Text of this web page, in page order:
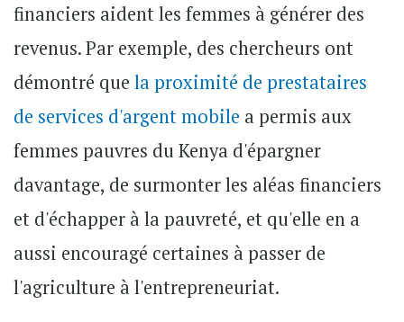
financiers aident les femmes à générer des
revenus. Par exemple, des chercheurs ont
démontré que la proximité de prestataires
de services d'argent mobile a permis aux
femmes pauvres du Kenya d'épargner
davantage, de surmonter les aléas financiers
et d'échapper à la pauvreté, et qu'elle en a
aussi encouragé certaines à passer de
l'agriculture à l'entrepreneuriat.